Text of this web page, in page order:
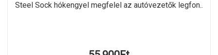
Steel Sock hókengyel megfelel az autóvezetők legfon..